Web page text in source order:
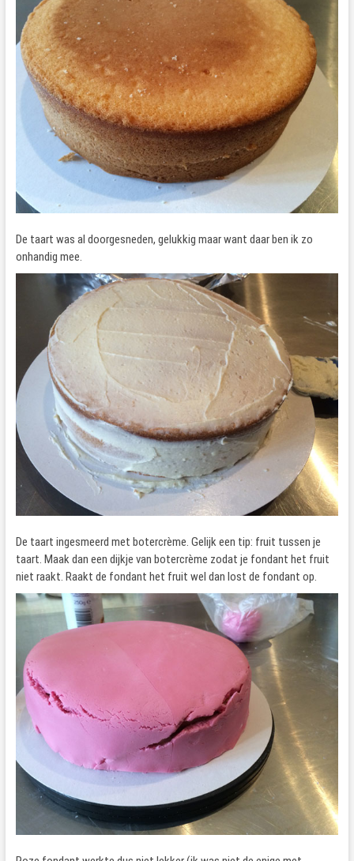
De taart was al doorgesneden, gelukkig maar want daar ben ik zo
onhandig mee.
De taart ingesmeerd met botercrème. Gelijk een tip: fruit tussen je
taart. Maak dan een dijkje van botercrème zodat je fondant het fruit
niet raakt. Raakt de fondant het fruit wel dan lost de fondant op.